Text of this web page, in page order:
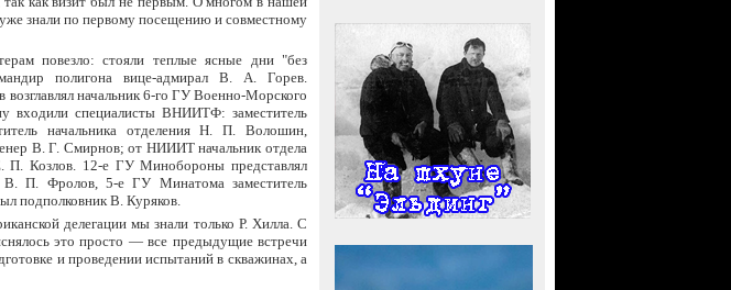
знали по первому посещению и совместному
повезло: стояли теплые ясные дни "без
полигона вице-адмирал В. А. Горев.
начальник 6-го ГУ Военно-Морского
входили специалисты ВНИИТФ: заместитель
начальника отделения Н. П. Волошин,
В. Г. Смирнов; от НИИИТ начальник отдела
Козлов. 12-е ГУ Минобороны представлял
В. П. Фролов, 5-е ГУ Минатома заместитель
подполковник В. Куряков.
делегации мы знали только Р. Хилла. С
это просто — все предыдущие встречи
и проведении испытаний в скважинах, а